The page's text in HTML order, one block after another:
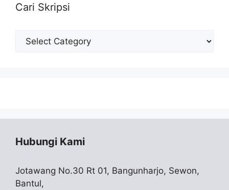
Cari Skripsi
Cari
Skripsi
Hubungi Kami
Jotawang No.30 Rt 01, Bangunharjo, Sewon,
Bantul,